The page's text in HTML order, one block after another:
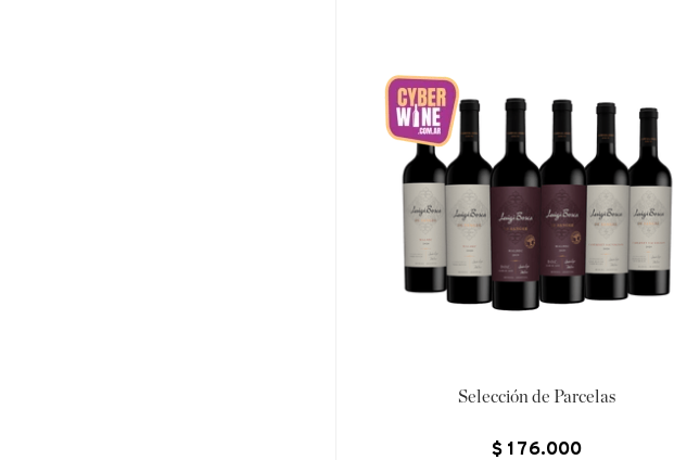
Selección de Parcelas
$ 176.000